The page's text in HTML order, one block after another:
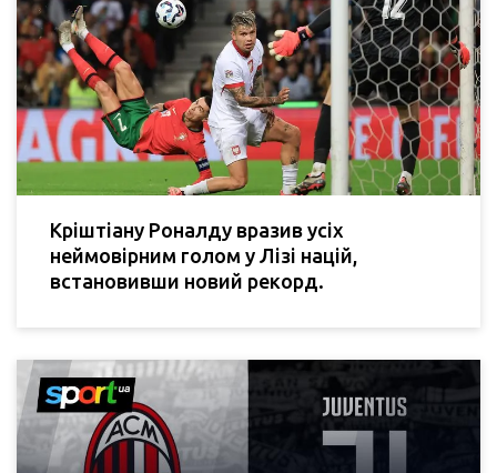
Кріштіану Роналду вразив усіх
неймовірним голом у Лізі націй,
встановивши новий рекорд.